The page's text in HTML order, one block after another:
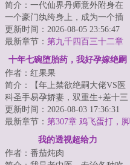
简介：一代仙界丹师意外附身在
一个豪门纨绔身上，成为一个插
班生，以一身神奇仙术，混迹于
美女丛中，在都...
更新时间：2026-08-05 23:56:47
最新章节： 第九千四百三十二章
原来如此！
十年七碗堕胎药，我好孕嫁绝嗣
他悔疯了
作者：红果果
简介：【年上禁欲绝嗣大佬VS医
科圣手易孕娇妻，双重生+差十三
岁+打脸虐渣+渣夫火葬场】
&lt;br/&gt; 苏婉...
更新时间：2026-08-03 17:36:31
最新章节： 第307章 鸡飞蛋打，脚
踢吸血亲戚
我的透视超给力
作者：番茄炖肉